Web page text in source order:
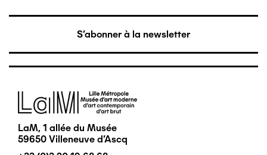
S'abonner à la newsletter
Image
LaM, 1 allée du Musée
59650 Villeneuve d'Ascq